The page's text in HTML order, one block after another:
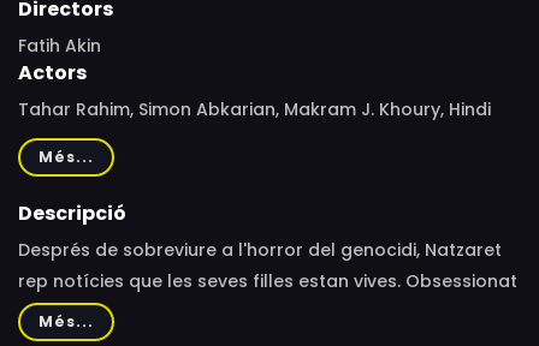
Directors
Fatih Akin
Actors
Tahar Rahim, Simon Abkarian, Makram J. Khoury, Hindi
Zahra, Kevork Malikyan, Bartu Küçükçağlayan, Trine
Dyrholm, Moritz Bleibtreu, Arsinée Khanjian, Akin Gazi,
Arevik Martirosyan, George Georgiou, Numan Acar, Anna
Hessayon, Michael S. Ruscheinsky, Katerina Poladjan,
John Keogh, Dustin MacDougall, Rozet Hubeş, Önder
Çakar, Aysan Sümercan, Çiğdem Aksüt, Feridun Koç,
Més...
Descripció
Després de sobreviure a l'horror del genocidi, Natzaret
rep notícies que les seves filles estan vives. Obsessionat
amb la idea, segueix el camí per trobar-les.
Més...